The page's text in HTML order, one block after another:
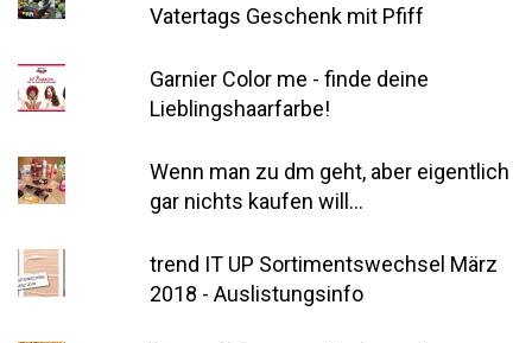
Vatertags Geschenk mit Pfiff
Garnier Color me - finde deine
Lieblingshaarfarbe!
Wenn man zu dm geht, aber eigentlich
gar nichts kaufen will...
trend IT UP Sortimentswechsel März
2018 - Auslistungsinfo